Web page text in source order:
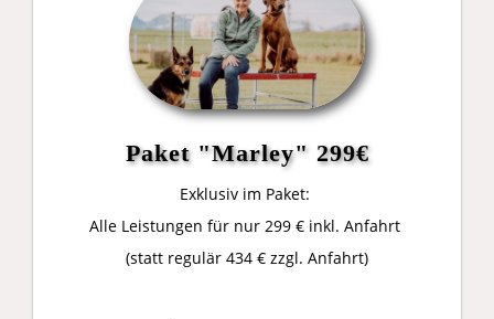
Paket "Marley" 299€
Exklusiv im Paket:
Alle Leistungen für nur 299 € inkl. Anfahrt
(statt regulär 434 € zzgl. Anfahrt)